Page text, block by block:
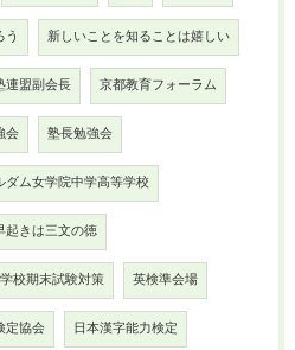
新しいことを知ることは嬉しい
連盟副会長 京都教育フォーラム
会 塾長勉強会
ダム女学院中学高等学校
起きは三文の徳
校期末試験対策 英検準会場
定協会 日本漢字能力検定